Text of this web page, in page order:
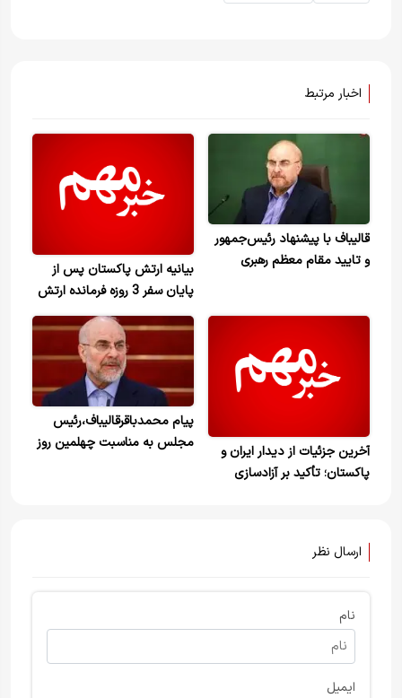
اخبار مرتبط
قالیباف با پیشنهاد رئیس‌جمهور
و تایید مقام معظم رهبری
بیانیه ارتش پاکستان پس از
پایان سفر 3 روزه فرمانده ارتش
به ایران
آخرین جزئیات از دیدار ایران و
پاکستان؛ تأکید بر آزادسازی
پیام محمدباقرقالیباف،رئیس
مجلس به مناسبت چهلمین روز
ارسال نظر
نام
ایمیل